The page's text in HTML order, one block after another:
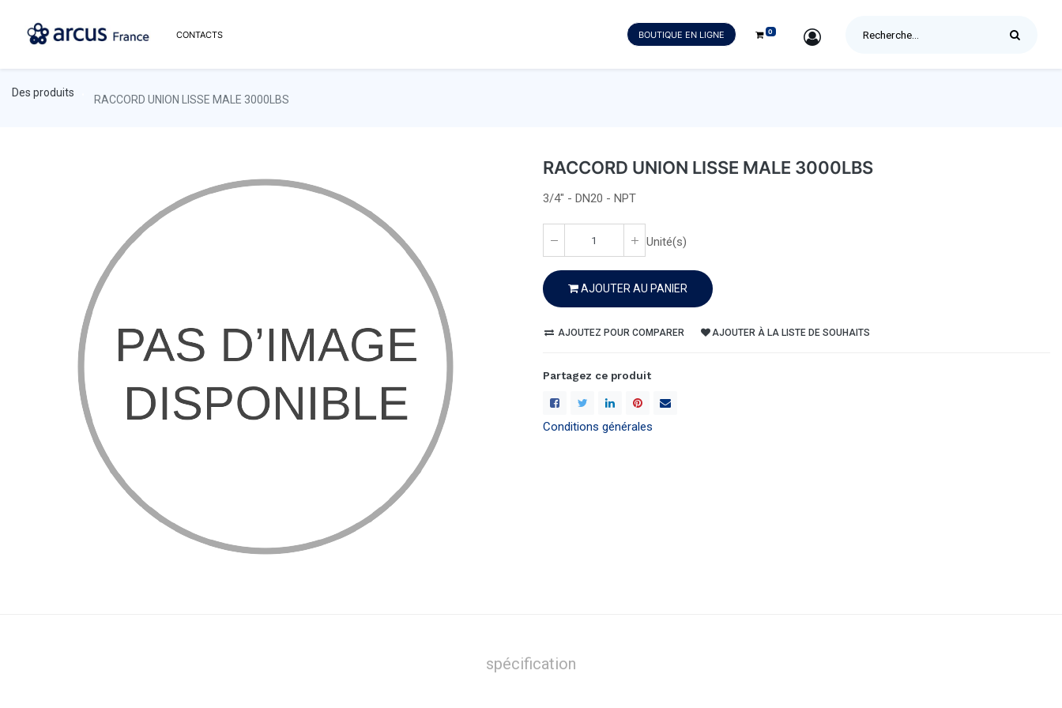
CONTACTS BOUTIQUE EN LIGNE 0 SIGN IN
Des produits
RACCORD UNION LISSE MALE 3000LBS
RACCORD UNION LISSE MALE 3000LBS
3/4" - DN20 - NPT
Unité(s)
AJOUTER AU PANIER
AJOUTEZ POUR COMPARER AJOUTER À LA LISTE DE SOUHAITS
Partagez ce produit
Conditions générales
spécification